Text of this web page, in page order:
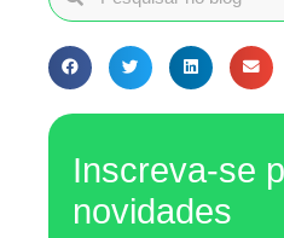
Inscreva-se
novidades